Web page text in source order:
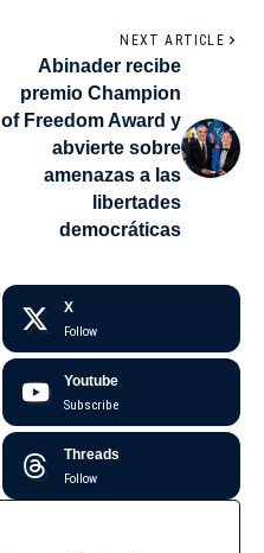
NEXT ARTICLE
Abinader recibe
premio Champion
of Freedom Award y
abvierte sobre
amenazas a las
libertades
democráticas
X
Follow
Youtube
Subscribe
Threads
Follow